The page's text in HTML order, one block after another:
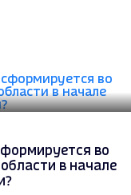
во
в начале